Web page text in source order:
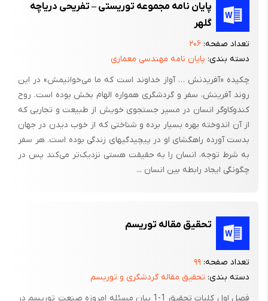
پیش‌بینی این که پروژه در حال طراحی تا چه حد نزدیک به واقعیت
است، یکی از ابعاد مهم تصمیم‌گیری‌ها در این مرحله‌ می‌باشد. در اینجا
بایستی به نکات مهمی توجه داشت که فاکتورهای زیادی را برای
تشخیص این امر در نظر گرفت. از مهم‌ترین این فاکتورها بحث اجرایی
بودن و ایجاد کششی مناسب در مخاطبین آینده خود است. میزان و
نوع تعدد کاربری‌ها در پروژه‌های موردنظر از دیگر فاکتورهاست. باید
توجه داشت که تعدد کاربری‌ها در این مجموعه تا چه حد می‌تواند
پاسخگو باشد.
شناخت دقیق نوع مخاطب پاسخ اصلی این سؤال است. قطعاً متناسب
با نوع جنس و سن مخاطب بایستی به خلق فضاهای خاص پرداخت.
در این تقسیم‌بندی برخوردار است.
بحث مربوط به زیبایی‌شناسی پروژه و ایجاد توجه به تمامی موارد ذکر
شده می‌تواند پروژه را هر چه بیشتر به سمت اجرایی شدن و بالا بردن
ضریب اطمینان بالا از کسب موفقیت سوق دهد.
پایان نامه مجموعه توریستی – تفریحی دریاچه
گلهر
تعداد صفحه: ۲۰۶
دسته بندی: پایان نامه مهندسی معماری
چکیده «آفریدنش … آواز خداوند است که ما می‌خوانیمش» در این
روند آفرینش، سفر و گردشگری همواره الهام بخش بوده است. روح
کندوکاوگر انسان در مسیر جستجوی خویش از طبیعت و تجاربی که
از آن اندوخته بهره بسیار برده و شناختی که از خوب دیدن در جهان
بدست آورده راهگشای او در پیچیدگیهای زندگی بوده است. هر سفر
به شرط توجه، انسان را به حقیقت هستی نزدیک‌تر می‌کند پس در
چگونگی ایجاد رابطه بین انسان ...
تحقیق مقاله توریسم
تعداد صفحه: ۹۹
دسته بندی: تحقیق مقاله گردشگری و توریسم
فصل اول کلیات تحقیق 1-1 بیان مسئله امروزه صنعت توریسم در